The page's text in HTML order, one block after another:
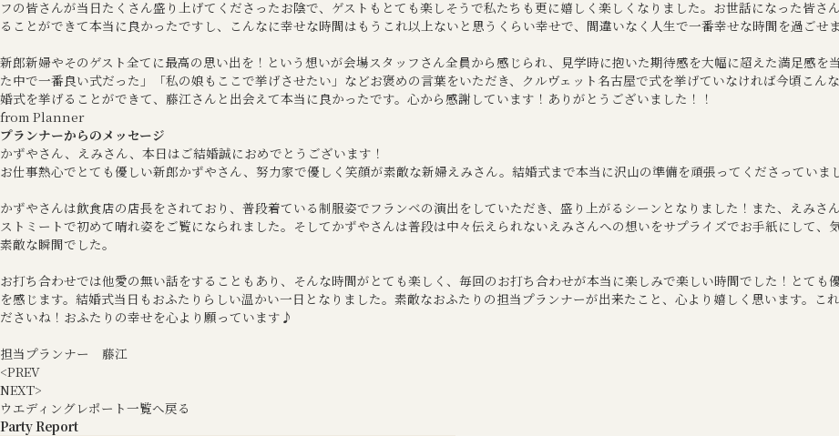
フの皆さんが当日たくさん盛り上げてくださったお陰で、ゲストもとても楽しそうで私たちも更に嬉しく楽しくなりました。お世話になった皆
ることができて本当に良かったですし、こんなに幸せな時間はもうこれ以上ないと思うくらい幸せで、間違いなく人生で一番幸せな時間を過ごせま
新郎新婦やそのゲスト全てに最高の思い出を！という想いが会場スタッフさん全員から感じられ、見学時に抱いた期待感を大幅に超えた満足感
た中で一番良い式だった」「私の娘もここで挙げさせたい」などお褒めの言葉をいただき、クルヴェット名古屋で式を挙げていなければ今頃こ
婚式を挙げることができて、藤江さんと出会えて本当に良かったです。心から感謝しています！ありがとうございました！！
from Planner
プランナーからのメッセージ
かずやさん、えみさん、本日はご結婚誠におめでとうございます！
お仕事熱心でとても優しい新郎かずやさん、努力家で優しく笑顔が素敵な新婦えみさん。結婚式まで本当に沢山の準備を頑張ってくださっていま
かずやさんは飲食店の店長をされており、普段着ている制服姿でフランベの演出をしていただき、盛り上がるシーンとなりました！また、えみ
ストミートで初めて晴れ姿をご覧になられました。そしてかずやさんは普段は中々伝えられないえみさんへの想いをサプライズでお手紙にして
素敵な瞬間でした。
お打ち合わせでは他愛の無い話をすることもあり、そんな時間がとても楽しく、毎回のお打ち合わせが本当に楽しみで楽しい時間でした！とて
を感じます。結婚式当日もおふたりらしい温かい一日となりました。素敵なおふたりの担当プランナーが出来たこと、心より嬉しく思います。こ
ださいね！おふたりの幸せを心より願っています♪
担当プランナー 藤江
<PREV
NEXT>
ウエディングレポート一覧へ戻る
Party Report